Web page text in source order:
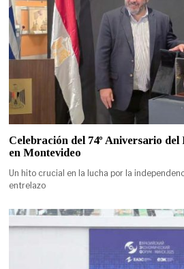
Celebración del 74º Aniversario
en Montevideo
Un hito crucial en la lucha por la
entrelazo